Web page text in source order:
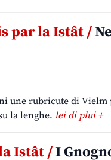
par la Istât /
une rubricute di Vielm
la lenghe. lei di plui +
Istât /I